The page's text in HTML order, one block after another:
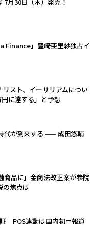
Finance」豊崎亜里紗独占イ
リスト、イーサリアムについ
に達する」と予想
代が到来する —— 成田悠輔
商品に」金商法改正案が参院
焦点は
POS連動は国内初＝報道